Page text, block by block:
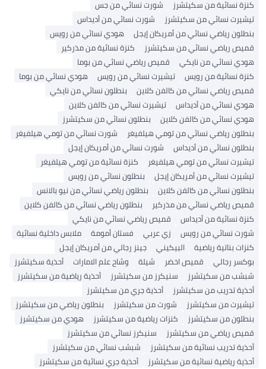
كنزة نسائية من سكيتشرز
شورت نسائي من جس
تيشيرت نسائي من سكيتشرز
شورت نسائي من أديداس
بنطلون رياضي نسائي من أمريكان إيجل
هودي نسائي من رويس
قميص رياضي نسائي من سكيتشرز
كنزة نسائية من مذركير
هودي نسائي من نايكي
قميص رياضي نسائي من بوما
كنزة نسائية من رويس
تيشيرت نسائي من رويس
هودي نسائي من بوما
قميص رياضي نسائي من كالفن كلاين
بنطلون نسائي من نايكي
هودي نسائي من أديداس
تيشيرت نسائي من كالفن كلاين
هودي نسائي من كالفن كلاين
بنطلون نسائي من سكيتشرز
بنطلون رياضي نسائي من تومي هيلفيغر
شورت نسائي من تومي هيلفيغر
بنطلون نسائي من أديداس
شورت نسائي من أمريكان إيجل
تيشيرت نسائي من تومي هيلفيغر
كنزة نسائية من تومي هيلفيغر
تيشيرت نسائي من أمريكان إيجل
بنطلون نسائي من رويس
بنطلون نسائي من كالفن كلاين
بنطلون رياضي نسائي من نيو بالانس
قميص رياضي نسائي من مذركير
بنطلون رياضي نسائي من كالفن كلاين
كنزة نسائية من أديداس
قميص رياضي نسائي من نايكي
شورت نسائي من رويس
زي عربي فستان أمومة
ملابس داخلية نسائية
كنزات بناتية رياضية
البيكيني
جينز رجالي من أمريكان إيجل
بوكسر رجالي
قميص اخضر شيلة وشاح علم الامارات
أحذية سكيتشرز
شبشب من سكيتشرز
سنيكرز من سكيتشرز
أحذية رياضية من سكيتشرز
أحذية تدريب من سكيتشرز
أحذية جري من سكيتشرز
تيشيرت من سكيتشرز
شورت من سكيتشرز
بنطلون رياضي من سكيتشرز
بنطلون من سكيتشرز
كنزات رياضية من سكيتشرز
هودي من سكيتشرز
قميص رياضي من سكيتشرز
سنيكرز نسائي من سكيتشرز
أحذية تدريب نسائية من سكيتشرز
شبشب نسائي من سكيتشرز
أحذية رياضية نسائية من سكيتشرز
أحذية جري نسائية من سكيتشرز